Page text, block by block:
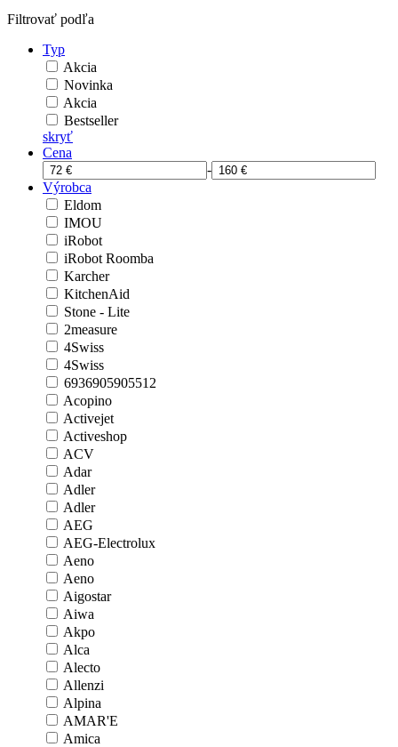
Filtrovať podľa
Typ
Akcia
Novinka
Akcia
Bestseller
skryť
Cena
-
Výrobca
Eldom
IMOU
iRobot
iRobot Roomba
Karcher
KitchenAid
Stone - Lite
2measure
4Swiss
4Swiss
6936905905512
Acopino
Activejet
Activeshop
ACV
Adar
Adler
Adler
AEG
AEG-Electrolux
Aeno
Aeno
Aigostar
Aiwa
Akpo
Alca
Alecto
Allenzi
Alpina
AMAR'E
Amica